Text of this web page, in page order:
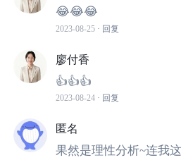
期待的枷锁。
不容易之二：总是在担忧未来
全职妈妈的选择往往会伴随着进
何返回职场？家里的经济收入减
收支？我该如何与社会保持一种
😂😂😂
2023-08-25 · 回复
廖付香
👍👍👍
2023-08-24 · 回复
匿名
果然是理性分析~连我